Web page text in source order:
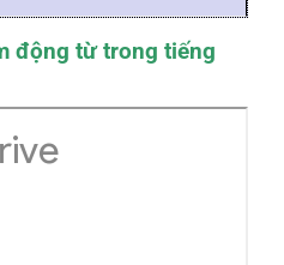
động từ trong tiếng